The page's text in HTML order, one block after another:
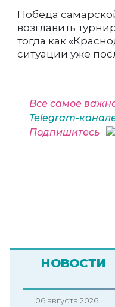
Победа
возглавить
тогда как
ситуации уже
Все самое
Telegram-
Подпишитесь
НОВОСТИ
06 августа 2026